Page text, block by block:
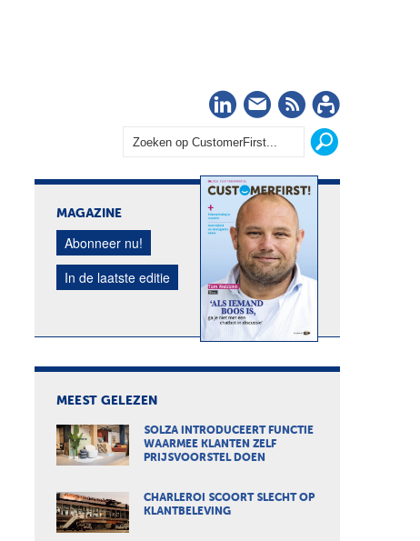
LinkedIn
Nieuwsbrief
RSS
MAGAZINE
Abonneer nu!
In de laatste editie
MEEST GELEZEN
SOLZA INTRODUCEERT FUNCTIE
WAARMEE KLANTEN ZELF
PRIJSVOORSTEL DOEN
CHARLEROI SCOORT SLECHT OP
KLANTBELEVING